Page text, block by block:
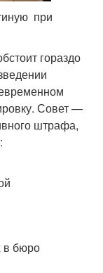
при
гораздо
Совет —
штрафа,
в бюро